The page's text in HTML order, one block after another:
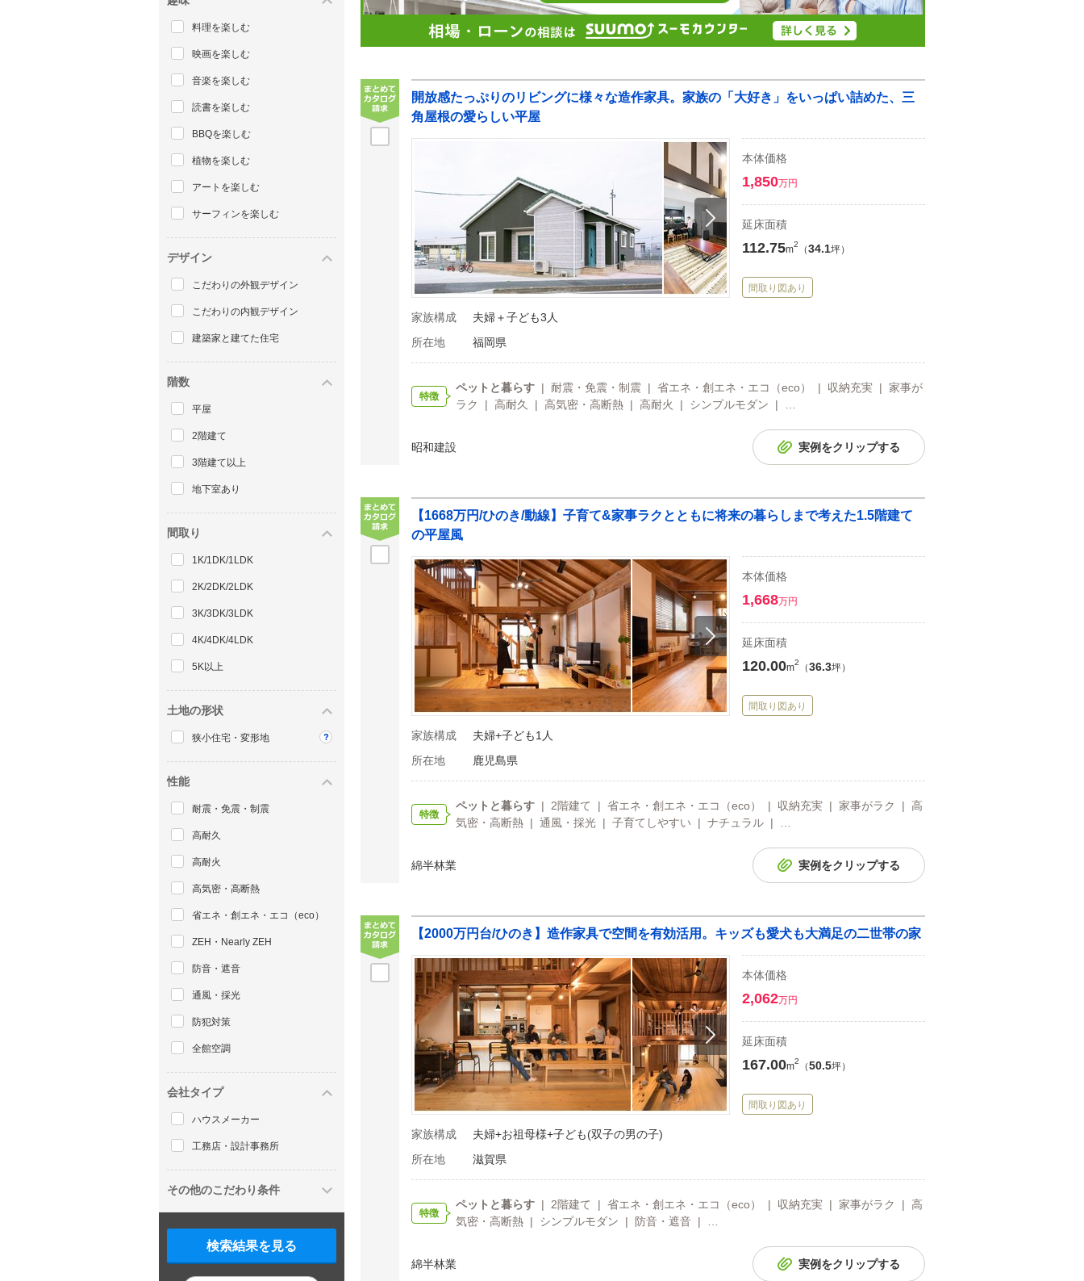
料理を楽しむ
映画を楽しむ
音楽を楽しむ
読書を楽しむ
BBQを楽しむ
植物を楽しむ
アートを楽しむ
サーフィンを楽しむ
デザイン
こだわりの外観デザイン
こだわりの内観デザイン
建築家と建てた住宅
階数
平屋
2階建て
3階建て以上
地下室あり
間取り
1K/1DK/1LDK
2K/2DK/2LDK
3K/3DK/3LDK
4K/4DK/4LDK
5K以上
土地の形状
狭小住宅・変形地
性能
耐震・免震・制震
高耐久
高耐火
高気密・高断熱
省エネ・創エネ・エコ（eco）
ZEH・Nearly ZEH
防音・遮音
通風・採光
防犯対策
全館空調
会社タイプ
ハウスメーカー
工務店・設計事務所
その他のこだわり条件
検索結果を見る
開放感たっぷりのリビングに様々な造作家具。家族の「大好き」をいっぱい詰めた、三
角屋根の愛らしい平屋
本体価格
1,850万円
延床面積
112.75m2 （34.1坪）
間取り図あり
家族構成
夫婦＋子ども3人
所在地
福岡県
特徴
ペットと暮らす| 耐震・免震・制震 | 省エネ・創エネ・エコ（eco） | 収納充実 | 家事が
ラク | 高耐久 | 高気密・高断熱 | 高耐火 | シンプルモダン | …
昭和建設 実例をクリップする
【1668万円/ひのき/動線】子育て&家事ラクとともに将来の暮らしまで考えた1.5階建て
の平屋風
本体価格
1,668万円
延床面積
120.00m2 （36.3坪）
間取り図あり
家族構成
夫婦+子ども1人
所在地
鹿児島県
特徴
ペットと暮らす| 2階建て | 省エネ・創エネ・エコ（eco） | 収納充実 | 家事がラク | 高
気密・高断熱 | 通風・採光 | 子育てしやすい | ナチュラル | …
綿半林業 実例をクリップする
【2000万円台/ひのき】造作家具で空間を有効活用。キッズも愛犬も大満足の二世帯の家
本体価格
2,062万円
延床面積
167.00m2 （50.5坪）
間取り図あり
家族構成
夫婦+お祖母様+子ども(双子の男の子)
所在地
滋賀県
特徴
ペットと暮らす| 2階建て | 省エネ・創エネ・エコ（eco） | 収納充実 | 家事がラク | 高
気密・高断熱 | シンプルモダン | 防音・遮音 | …
綿半林業 実例をクリップする